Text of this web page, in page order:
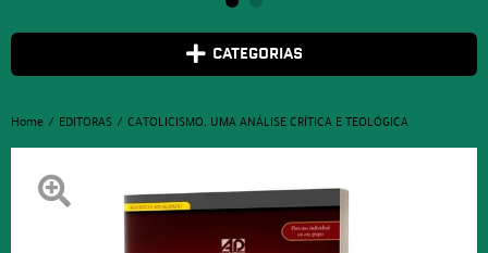
CATEGORIAS
Home EDITORAS CATOLICISMO. UMA ANÁLISE CRÍTICA E TEOLÓGICA